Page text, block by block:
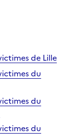
de Lille
du
du
du